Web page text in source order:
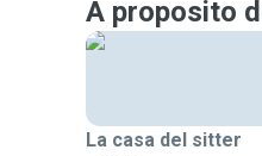
A proposito
La casa del sitter